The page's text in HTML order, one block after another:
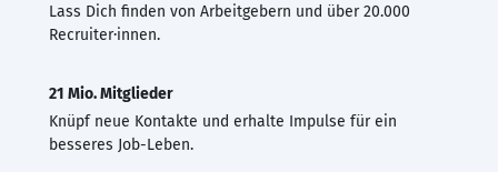
Lass Dich finden von Arbeitgebern und über 20.000
Recruiter·innen.
21 Mio. Mitglieder
Knüpf neue Kontakte und erhalte Impulse für ein
besseres Job-Leben.